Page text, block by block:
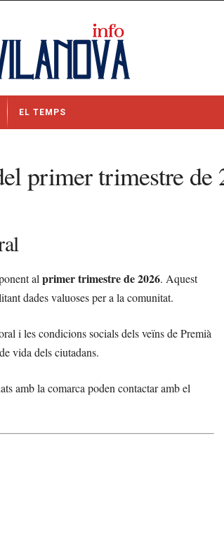
EL TEMPS
primer trimestre de
al primer trimestre de 2026. Aquest
dades valuoses per a la comunitat.
i les condicions socials dels veïns de Premià
vida dels ciutadans.
amb la comarca poden contactar amb el